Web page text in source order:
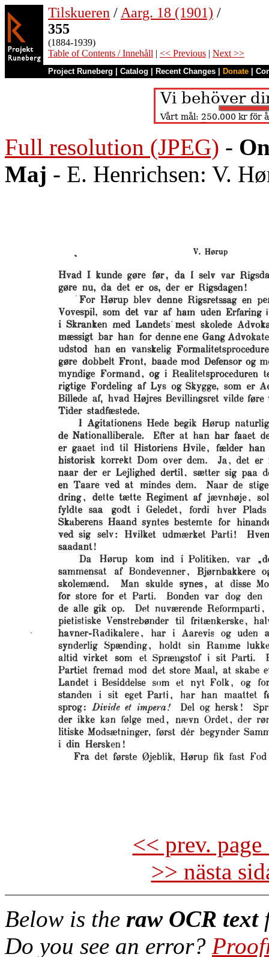
Tilskueren / Aarg. 18 (1901) /
355
(1884-1939)
Table of Contents / Innehåll | << Previous | Next >>
Project Runeberg Catalog Recent Changes Donate
Full resolution (JPEG) -
Maj - E. Henrichsen: V.
<< prev.
>> nästa
Below is the raw OCR text
Do you see an error?